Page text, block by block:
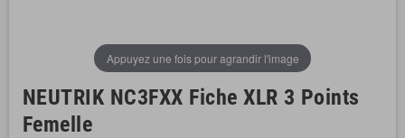
Appuyez une fois pour agrandir l'image
NEUTRIK NC3FXX Fiche XLR 3 Points
Femelle